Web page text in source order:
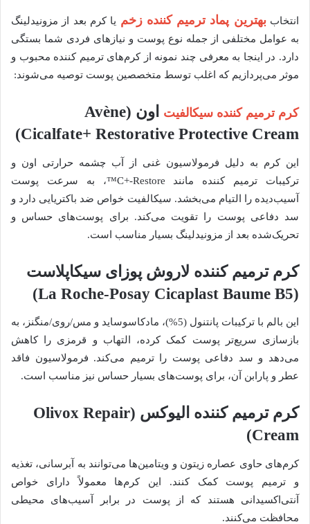
انتخاببهترین پماد ترمیم کننده زخم یا کرم بعد از مزونیدلینگ
به عوامل مختلفی از جمله نوع پوست و نیازهای فردی شما بستگی
دارد. در اینجا به معرفی چند نمونه از کرم‌های ترمیم کننده محبوب و
موثر می‌پردازیم که اغلب توسط متخصصین پوست توصیه می‌شوند:
کرم ترمیم کننده سیکالفیت
اون (Avène
Cicalfate+ Restorative Protective Cream)
این کرم به دلیل فرمولاسیون غنی از آب چشمه حرارتی اون و
ترکیبات ترمیم کننده مانند C+-Restore™، به سرعت پوست
آسیب‌دیده را التیام می‌بخشد. سیکالفیت خواص ضد باکتریایی دارد و
سد دفاعی پوست را تقویت می‌کند. برای پوست‌های حساس و
تحریک‌شده بعد از مزونیدلینگ بسیار مناسب است.
کرم ترمیم کننده لاروش پوزای سیکاپلاست
(La Roche-Posay Cicaplast Baume B5)
این بالم با ترکیبات پانتنول (5%)، مادکاسوساید و مس/روی/منگنز، به
بازسازی سریع‌تر پوست کمک کرده، التهاب و قرمزی را کاهش
می‌دهد و سد دفاعی پوست را ترمیم می‌کند. فرمولاسیون فاقد
عطر و پارابن آن، برای پوست‌های بسیار حساس نیز مناسب است.
کرم ترمیم کننده الیوکس (Olivox Repair
Cream)
کرم‌های حاوی عصاره زیتون و ویتامین‌ها می‌توانند به آبرسانی، تغذیه
و ترمیم پوست کمک کنند. این کرم‌ها معمولاً دارای خواص
آنتی‌اکسیدانی هستند که از پوست در برابر آسیب‌های محیطی
محافظت می‌کنند.